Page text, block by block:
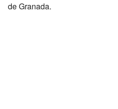
de Granada.